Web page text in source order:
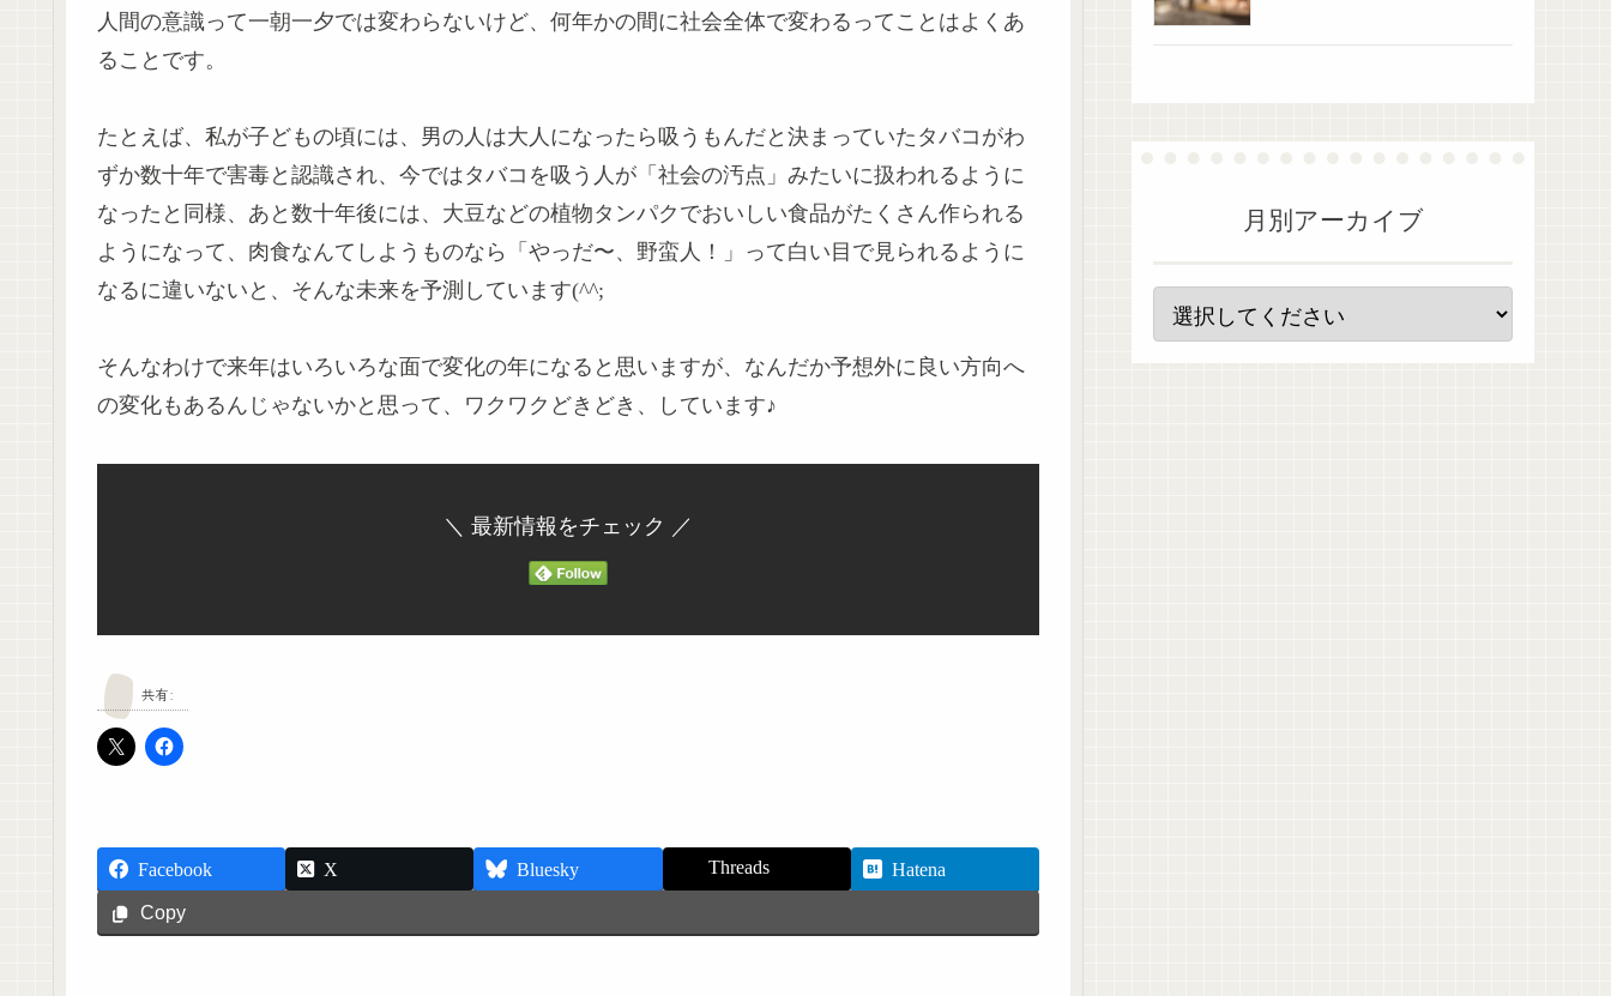
人間の意識って一朝一夕では変わらないけど、何年かの間に社会全体で変わるってことはよくあ
ることです。
たとえば、私が子どもの頃には、男の人は大人になったら吸うもんだと決まっていたタバコがわ
ずか数十年で害毒と認識され、今ではタバコを吸う人が「社会の汚点」みたいに扱われるように
なったと同様、あと数十年後には、大豆などの植物タンパクでおいしい食品がたくさん作られる
ようになって、肉食なんてしようものなら「やっだ〜、野蛮人！」って白い目で見られるように
なるに違いないと、そんな未来を予測しています(^^;
そんなわけで来年はいろいろな面で変化の年になると思いますが、なんだか予想外に良い方向へ
の変化もあるんじゃないかと思って、ワクワクどきどき、しています♪
＼ 最新情報をチェック ／
共有:
Facebook X Bluesky Threads
Hatena
Copy
月別アーカイブ